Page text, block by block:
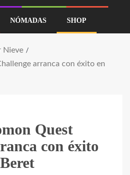
NÓMADAS SHOP
Nieve
arranca con éxito en
Quest
con éxito